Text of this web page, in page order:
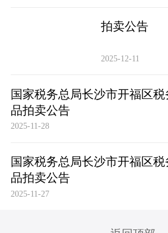
拍卖公告
2025-12-11
国家税务总局长沙市开福区
品拍卖公告
2025-11-28
国家税务总局长沙市开福区
品拍卖公告
2025-11-27